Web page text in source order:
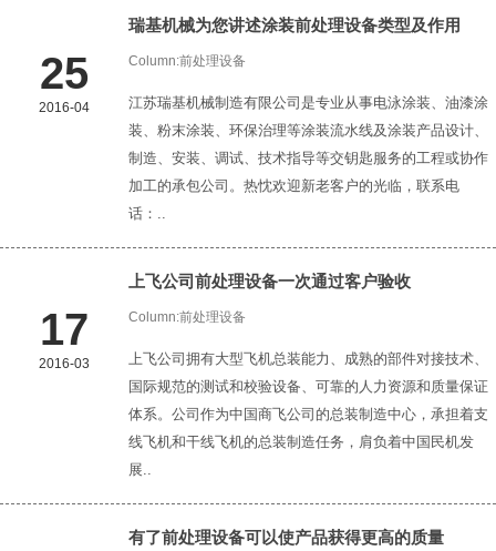
25
2016-04
瑞基机械为您讲述涂装前处理设备类型及作用
Column:前处理设备
江苏瑞基机械制造有限公司是专业从事电泳涂装、油漆涂
装、粉末涂装、环保治理等涂装流水线及涂装产品设计、
制造、安装、调试、技术指导等交钥匙服务的工程或协作
加工的承包公司。热忱欢迎新老客户的光临，联系电
话：..
17
2016-03
上飞公司前处理设备一次通过客户验收
Column:前处理设备
上飞公司拥有大型飞机总装能力、成熟的部件对接技术、
国际规范的测试和校验设备、可靠的人力资源和质量保证
体系。公司作为中国商飞公司的总装制造中心，承担着支
线飞机和干线飞机的总装制造任务，肩负着中国民机发
展..
有了前处理设备可以使产品获得更高的质量